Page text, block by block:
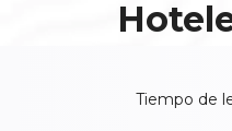
Tiempo de